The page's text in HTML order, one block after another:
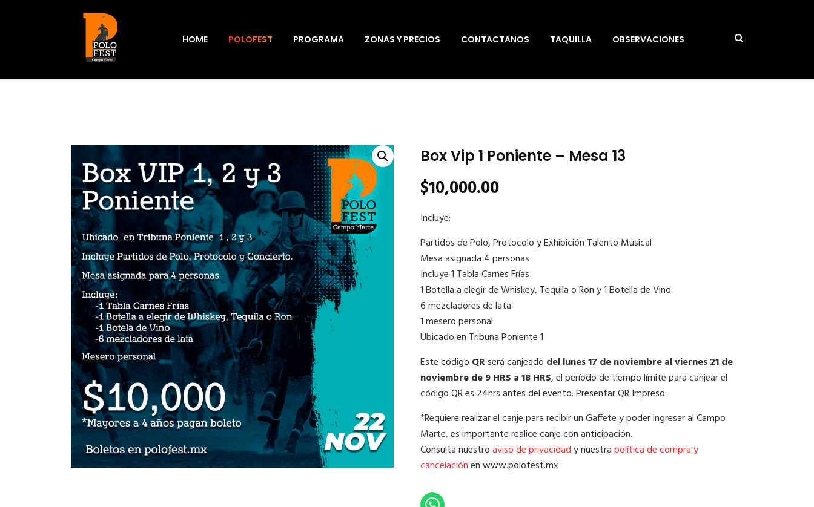
HOME POLOFEST PROGRAMA ZONAS Y PRECIOS CONTACTANOS TAQUILLA OBSERVACIONES
Box Vip 1 Poniente – Mesa 13
$10,000.00
Incluye:
Partidos de Polo, Protocolo y Exhibición Talento Musical
Mesa asignada 4 personas
Incluye 1 Tabla Carnes Frías
1 Botella a elegir de Whiskey, Tequila o Ron y 1 Botella de Vino
6 mezcladores de lata
1 mesero personal
Ubicado en Tribuna Poniente 1
Este código QRserá canjeado del lunes 17 de noviembre al viernes 21 de
noviembre de 9 HRS a 18 HRS, el período de tiempo límite para canjear el
código QR es 24hrs antes del evento. Presentar QR Impreso.
*Requiere realizar el canje para recibir un Gaffete y poder ingresar al Campo
Marte, es importante realice canje con anticipación.
Consulta nuestroaviso de privacidady nuestrapolítica de compra y
cancelaciónen www.polofest.mx